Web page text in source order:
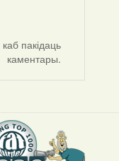
каб пакідаць
каментары.